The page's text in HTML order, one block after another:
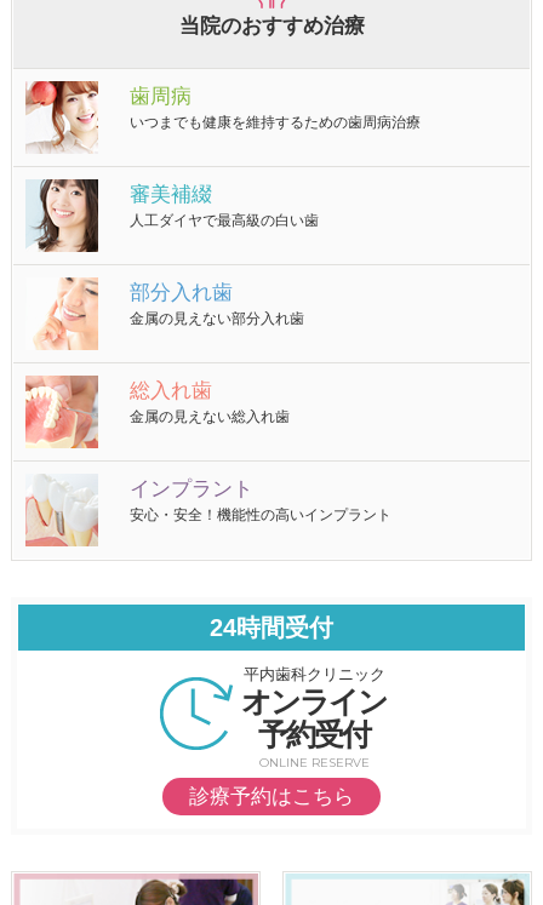
当院のおすすめ治療
歯周病
いつまでも健康を維持するための歯周病治療
審美補綴
人工ダイヤで最高級の白い歯
部分入れ歯
金属の見えない部分入れ歯
総入れ歯
金属の見えない総入れ歯
インプラント
安心・安全！機能性の高いインプラント
24時間受付
平内歯科クリニック
オンライン
予約受付
ONLINE RESERVE
診療予約はこちら